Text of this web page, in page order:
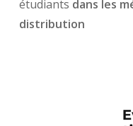
étudiants dans les
distribution